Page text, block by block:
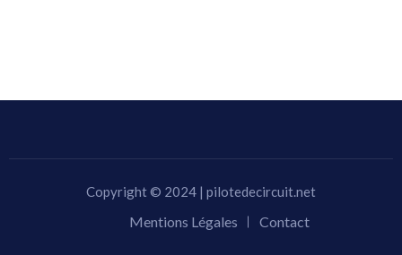
Copyright © 2024 | pilotedecircuit.net
Mentions Légales Contact